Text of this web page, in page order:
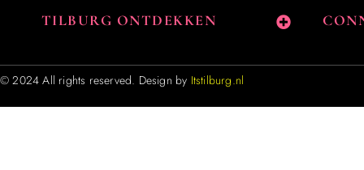
TILBURG ONTDEKKEN
© 2024 All rights reserved. Design by Itstilburg.nl